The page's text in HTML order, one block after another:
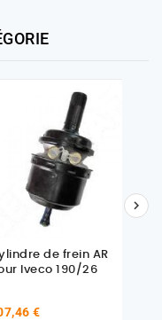
de frein AR
Iveco 190/26
€
